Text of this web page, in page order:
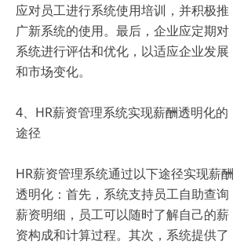
应对员工进行系统使用培训，并积极推
广新系统的使用。最后，企业应定期对
系统进行评估和优化，以适应企业发展
和市场变化。
4、HR薪资管理系统实现薪酬透明化的
途径
HR薪资管理系统通过以下途径实现薪酬
透明化：首先，系统支持员工自助查询
薪资明细，员工可以随时了解自己的薪
资构成和计算过程。其次，系统提供了